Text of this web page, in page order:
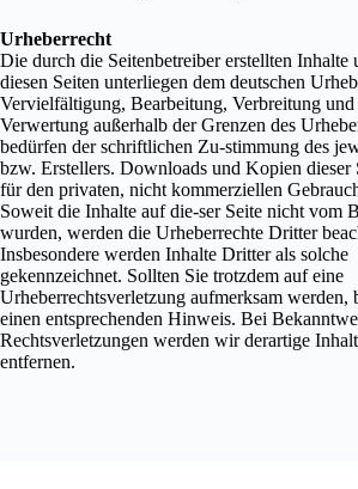
Urheberrecht
Die durch die Seitenbetreiber erstellten Inhalte
diesen Seiten unterliegen dem deutschen
Vervielfältigung, Bearbeitung, Verbreitung
Verwertung außerhalb der Grenzen des
bedürfen der schriftlichen Zu-stimmung des
bzw. Erstellers. Downloads und Kopien dieser
für den privaten, nicht kommerziellen
Soweit die Inhalte auf die-ser Seite nicht vom
wurden, werden die Urheberrechte Dritter
Insbesondere werden Inhalte Dritter als solche
gekennzeichnet. Sollten Sie trotzdem auf eine
Urheberrechtsverletzung aufmerksam werden,
einen entsprechenden Hinweis. Bei
Rechtsverletzungen werden wir derartige
entfernen.